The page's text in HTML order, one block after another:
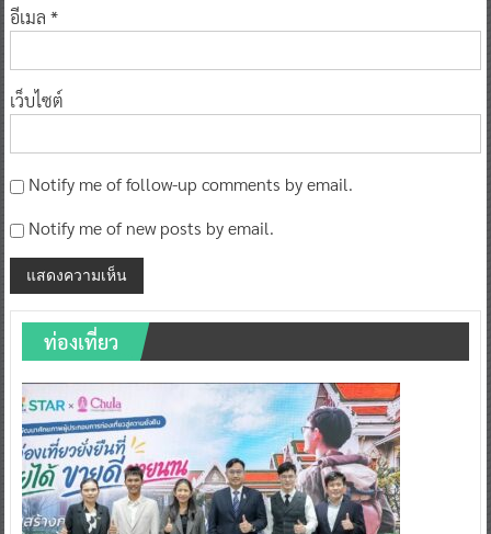
อีเมล *
เว็บไซต์
Notify me of follow-up comments by email.
Notify me of new posts by email.
ท่องเที่ยว